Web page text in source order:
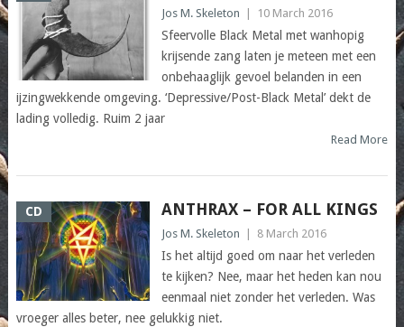
Jos M. Skeleton 10 March 2016
Sfeervolle Black Metal met wanhopig
krijsende zang laten je meteen met een
onbehaaglijk gevoel belanden in een
ijzingwekkende omgeving. ‘Depressive/Post-Black Metal’ dekt de
lading volledig. Ruim 2 jaar
Read More
CD ANTHRAX – FOR ALL KINGS
Jos M. Skeleton 8 March 2016
Is het altijd goed om naar het verleden
te kijken? Nee, maar het heden kan nou
eenmaal niet zonder het verleden. Was
vroeger alles beter, nee gelukkig niet.